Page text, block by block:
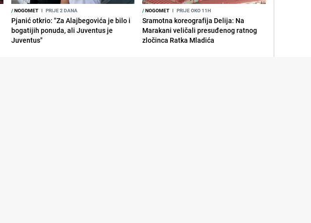
/NOGOMET I PRIJE 2 DANA
Pjanić otkrio: "Za Alajbegovića je bilo i
bogatijih ponuda, ali Juventus je
Juventus"
/NOGOMET I PRIJE OKO 11H
Sramotna koreografija Delija: Na
Marakani veličali presuđenog ratnog
zločinca Ratka Mladića